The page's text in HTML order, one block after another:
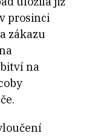
prosinci
zákazu
na